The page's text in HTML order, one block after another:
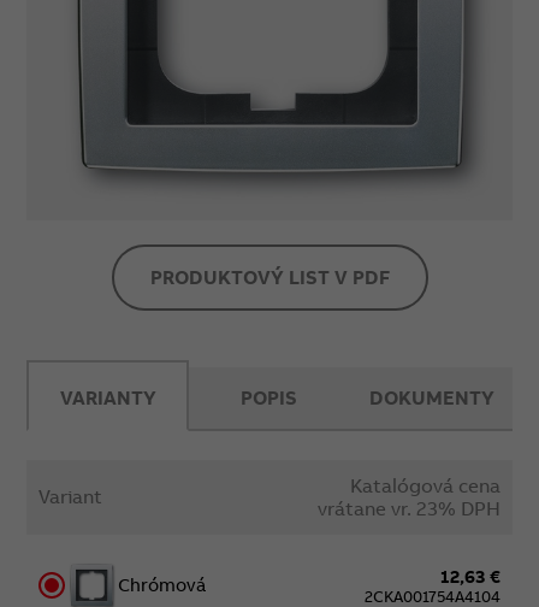
PRODUKTOVÝ LIST V PDF
VARIANTY
Variant
Katalógová cena
vrátane vr. 23% DPH
Chrómová 12,63 €
2CKA001754A4104
POPIS DOKUMENTY